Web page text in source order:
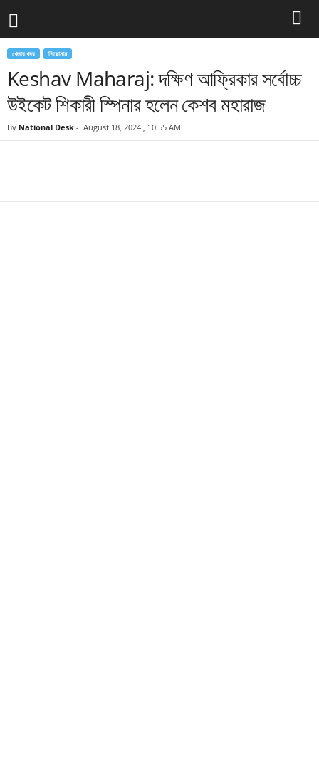
খেলার খবর শিরোনাম
Keshav Maharaj: দক্ষিণ আফ্রিকার সর্বোচ্চ
উইকেট শিকারী স্পিনার হলেন কেশব মহারাজ
By National Desk - August 18, 2024 , 10:55 AM